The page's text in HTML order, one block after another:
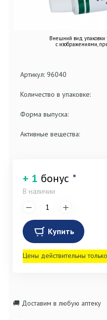
Внешний вид упаковки
с изображениями,
Артикул: 96040
Количество в упаковке:
Форма выпуска:
Активные вещества:
+ 1 бонус *
В наличии
Купить
Цены действительны
🚚 Доставим в любую аптеку